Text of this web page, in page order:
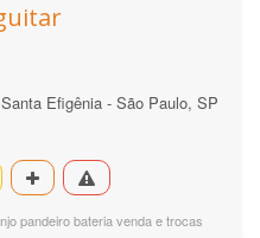
Efigênia - São Paulo, SP
pandeiro bateria venda e trocas